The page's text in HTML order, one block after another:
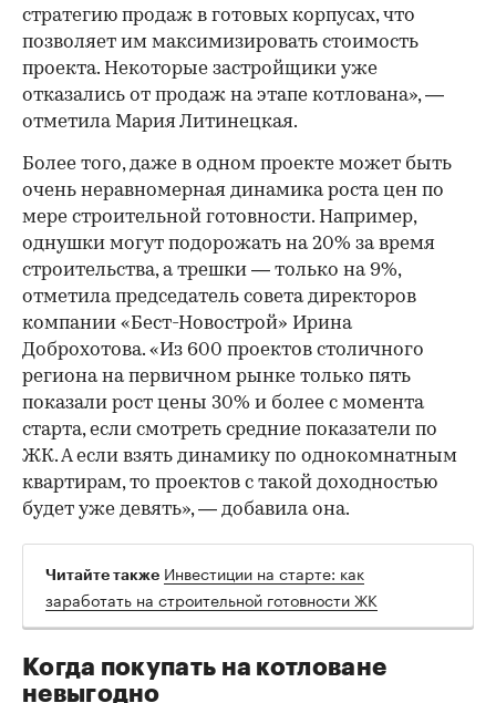
стратегию продаж в готовых корпусах, что
позволяет им максимизировать стоимость
проекта. Некоторые застройщики уже
отказались от продаж на этапе котлована», —
отметила Мария Литинецкая.
Более того, даже в одном проекте может быть
очень неравномерная динамика роста цен по
мере строительной готовности. Например,
однушки могут подорожать на 20% за время
строительства, а трешки — только на 9%,
отметила председатель совета директоров
компании «Бест-Новострой» Ирина
Доброхотова. «Из 600 проектов столичного
региона на первичном рынке только пять
показали рост цены 30% и более с момента
старта, если смотреть средние показатели по
ЖК. А если взять динамику по однокомнатным
квартирам, то проектов с такой доходностью
будет уже девять», — добавила она.
Читайте также Инвестиции на старте: как
заработать на строительной готовности ЖК
Когда покупать на котловане
невыгодно